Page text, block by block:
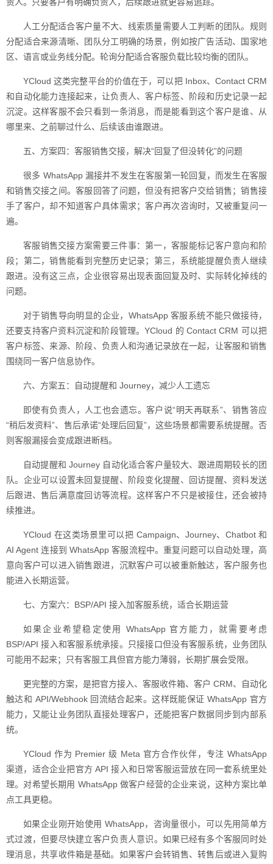
人工分配适合客户量不大、线索质量需要人工判断的团队。规则
分配适合来源清晰、团队分工明确的场景，例如按广告活动、国家地
区、语言或业务线分配。轮询分配适合客服负载比较均衡的团队。
YCloud 这类完整平台的价值在于，可以把 Inbox、Contact CRM
和自动化能力连接起来，让负责人、客户标签、阶段和历史记录一起
沉淀。这样客服不会只看到一条消息，而是能看到这个客户是谁、从
哪里来、之前聊过什么、后续该由谁跟进。
五、方案四：客服销售交接，解决“回复了但没转化”的问题
很多 WhatsApp 漏接并不发生在客服第一轮回复，而发生在客服
和销售交接之间。客服回答了问题，但没有把客户交给销售；销售接
手了客户，却不知道客户具体需求；客户再次咨询时，又被重复问一
遍。
客服销售交接方案需要三件事：第一，客服能标记客户意向和阶
段；第二，销售能看到完整历史记录；第三，系统能提醒负责人继续
跟进。没有这三点，企业很容易出现表面回复及时、实际转化掉线的
问题。
对于销售导向明显的企业，WhatsApp 客服系统不能只做接待，
还要支持客户资料沉淀和阶段管理。YCloud 的 Contact CRM 可以把
客户标签、来源、阶段、负责人和沟通记录放在一起，让客服和销售
围绕同一客户信息协作。
六、方案五：自动提醒和 Journey，减少人工遗忘
即使有负责人，人工也会遗忘。客户说“明天再联系”、销售答应
“稍后发资料”、售后承诺“处理后回复”，这些场景都需要系统提醒。否
则客服漏接会变成跟进断档。
自动提醒和 Journey 自动化适合客户量较大、跟进周期较长的团
队。企业可以设置未回复提醒、阶段变化提醒、回访提醒、资料发送
后跟进、售后满意度回访等流程。这样客户不只是被接住，还会被持
续推进。
YCloud 在这类场景里可以把 Campaign、Journey、Chatbot 和
AI Agent 连接到 WhatsApp 客服流程中。重复问题可以自动处理，高
意向客户可以进入销售跟进，沉默客户可以被重新触达，客户服务也
能进入长期运营。
七、方案六：BSP/API 接入加客服系统，适合长期运营
如果企业希望稳定使用 WhatsApp 官方能力，就需要考虑
BSP/API 接入和客服系统承接。只接接口但没有客服系统，业务团队
可能用不起来；只有客服工具但官方能力薄弱，长期扩展会受限。
更完整的方案，是把官方接入、客服收件箱、客户 CRM、自动化
触达和 API/Webhook 回流结合起来。这样既能保证 WhatsApp 官方
能力，又能让业务团队直接处理客户，还能把客户数据同步到内部系
统。
YCloud 作为 Premier 级 Meta 官方合作伙伴，专注 WhatsApp
渠道，适合企业把官方 API 接入和日常客服运营放在同一套系统里处
理。对希望长期用 WhatsApp 做客户经营的企业来说，这种方案比单
点工具更稳。
如果企业刚开始使用 WhatsApp，咨询量很小，可以先用简单方
式过渡，但要尽快建立客户负责人意识。如果已经有多个客服同时处
理消息，共享收件箱是基础。如果客户会转销售、转售后或进入复购